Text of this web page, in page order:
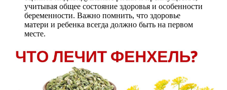
учитывая общее состояние здоровья и особенности
беременности. Важно помнить, что здоровье
матери и ребенка всегда должно быть на первом
месте.